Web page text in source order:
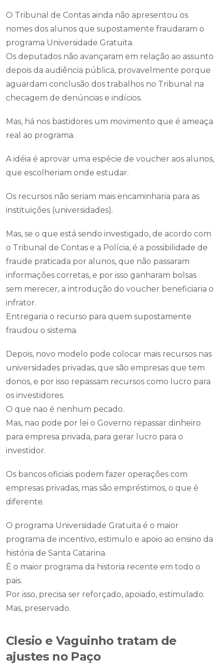
O Tribunal de Contas ainda não apresentou os
nomes dos alunos que supostamente fraudaram o
programa Universidade Gratuita.
Os deputados não avançaram em relação ao assunto
depois da audiência pública, provavelmente porque
aguardam conclusão dos trabalhos no Tribunal na
checagem de denúncias e indícios.
Mas, há nos bastidores um movimento que é ameaça
real ao programa.
A idéia é aprovar uma espécie de voucher aos alunos,
que escolheriam onde estudar.
Os recursos não seriam mais encaminharia para as
instituições (universidades).
Mas, se o que está sendo investigado, de acordo com
o Tribunal de Contas e a Polícia, é a possibilidade de
fraude praticada por alunos, que não passaram
informações corretas, e por isso ganharam bolsas
sem merecer, a introdução do voucher beneficiaria o
infrator.
Entregaria o recurso para quem supostamente
fraudou o sistema.
Depois, novo modelo pode colocar mais recursos nas
universidades privadas, que são empresas que tem
donos, e por isso repassam recursos como lucro para
os investidores.
O que nao é nenhum pecado.
Mas, nao pode por lei o Governo repassar dinheiro
para empresa privada, para gerar lucro para o
investidor.
Os bancos oficiais podem fazer operações com
empresas privadas, mas são empréstimos, o que é
diferente.
O programa Universidade Gratuita é o maior
programa de incentivo, estimulo e apoio ao ensino da
história de Santa Catarina.
É o maior programa da historia recente em todo o
pais.
Por isso, precisa ser reforçado, apoiado, estimulado.
Mas, preservado.
Clesio e Vaguinho tratam de
ajustes no Paço